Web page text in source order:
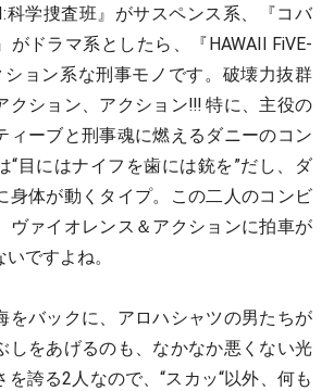
科学捜査班』がサスペンス系、『コバ
がドラマ系としたら、『HAWAII FiVE-
ョン系な刑事モノです。破壊力抜群
クション、アクション!!! 特に、主役の
ィーブと刑事魂に燃えるダニーのコン
“目にはナイフを歯には銃を”だし、ダ
身体が動くタイプ。この二人のコンビ
ヴァイオレンス＆アクションに拍車が
ですよね。
をバックに、アロハシャツの男たちが
しをあげるのも、なかなか悪くない光
誇る2人なので、“スカッ“以外、何も